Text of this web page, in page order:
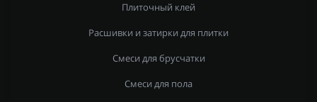
Плиточный клей
Расшивки и затирки для плитки
Смеси для брусчатки
Смеси для пола